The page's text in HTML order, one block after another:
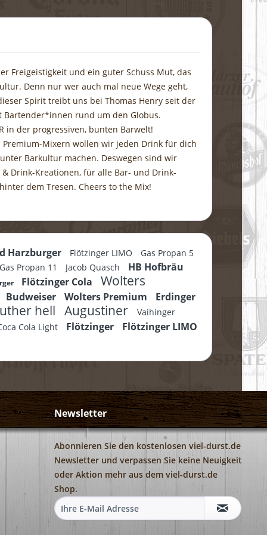
Freigeistigkeit und ein guter Schuss Mut, das
Denn nur wer auch mal neue Wege geht,
Spirit treibt uns bei Thomas Henry seit der
rund um den Globus.
in der progressiven, bunten Barwelt!
Mixern wollen wir jeden Drink für dich
Barkultur machen. Deswegen sind wir
Drink-Kreationen, für alle Bar- und Drink-
dem Tresen. Cheers to the Mix!
Harzburger Flötzinger LIMO
Gas Propan 5
Gas Propan 11 Jacob Quasch HB Hofbräu
Flötzinger Cola
Wolters
Budweiser Wolters Premium Erdinger
hell Augustiner Vaihinger
Cola Light Flötzinger Flötzinger LIMO
Newsletter
Abonnieren Sie den kostenlosen viel-durst.de
Newsletter und verpassen Sie keine Neuigkeit
oder Aktion mehr aus dem viel-durst.de
Shop.